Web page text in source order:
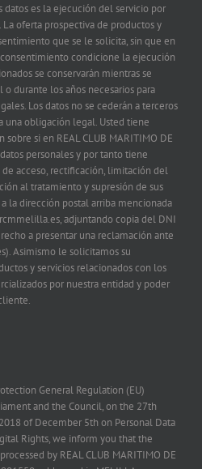
es la ejecución del servicio por
oferta prospectiva de productos y
que se le solicita, sin que en
condicione la ejecución
se conservarán mientras se
durante los años necesarios para
Los datos no se cederán a terceros
una obligación legal. Usted tiene
si en REAL CLUB MARITIMO DE
personales y por tanto tiene
acceso, rectificación, limitación del
al tratamiento y supresión de sus
la dirección postal arriba mencionada
adjuntando copia del DNI
a presentar una reclamación ante
Asimismo le solicitamos su
y servicios relacionados con los
por nuestra entidad y poder
General Regulation (EU)
and the Council, on the 27th
of December 5th on Personal Data
Rights, we inform you that the
by REAL CLUB MARITIMO DE